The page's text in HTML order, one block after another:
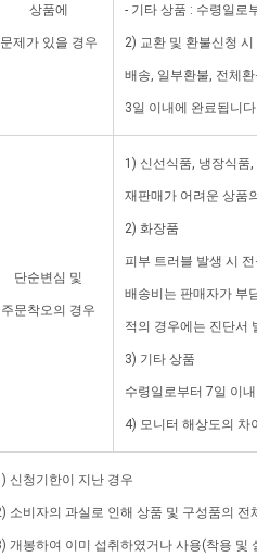
상품에
문제가 있을 경우
- 기타 상품 : 수령일로
2) 교환 및 환불신청
배송, 일부환불, 전체
3일 이내에 완료됩니
단순변심 및
주문착오의 경우
1) 신선식품, 냉장식품
재판매가 어려운 상품
2) 화장품
피부 트러블 발생 시
배송비는 판매자가 부
적의 경우에는 진단서
3) 기타 상품
수령일로부터 7일 이
4) 모니터 해상도의 차
신청기한이 지난 경우
소비자의 과실로 인해 상품 및 구성품의
개봉하여 이미 섭취하였거나 사용(착용 및